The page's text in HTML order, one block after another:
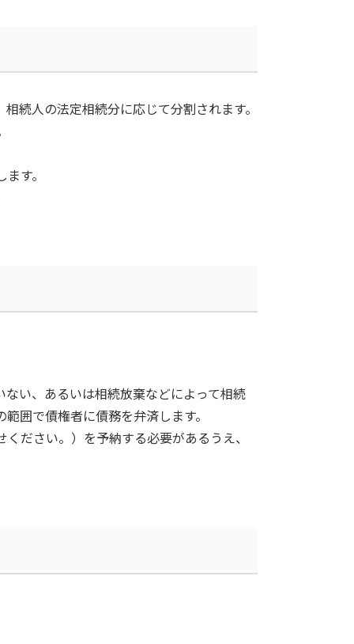
続人の法定相続分に応じて分割されます。
す。
い、あるいは相続放棄などによって相続
囲で債権者に債務を弁済します。
ださい。）を予納する必要があるうえ、